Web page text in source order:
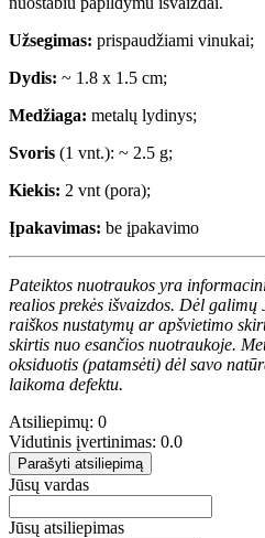
Užsegimas: prispaudžiami vinukai;
Dydis: ~ 1.8 x 1.5 cm;
Medžiaga: metalų lydinys;
Svoris (1 vnt.): ~ 2.5 g;
Kiekis: 2 vnt (pora);
Įpakavimas: be įpakavimo
Pateiktos nuotraukos yra
realios prekės išvaizdos. Dėl
raiškos nustatymų ar apšvietimo
skirtis nuo esančios nuotraukoje.
oksiduotis (patamsėti) dėl savo
laikoma defektu.
Atsiliepimų: 0
Vidutinis įvertinimas: 0.0
Parašyti atsiliepimą
Jūsų vardas
Jūsų atsiliepimas